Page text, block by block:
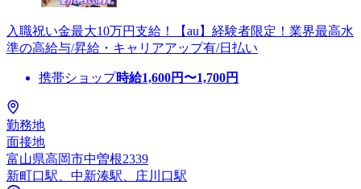
入職祝い金最大10万円支給！【au】経験者限定！業界最高水
準の高給与/昇給・キャリアアップ有/日払い
携帯ショップ時給1,600円〜1,700円
勤務地
面接地
富山県高岡市中曽根2339
新町口駅、中新湊駅、庄川口駅